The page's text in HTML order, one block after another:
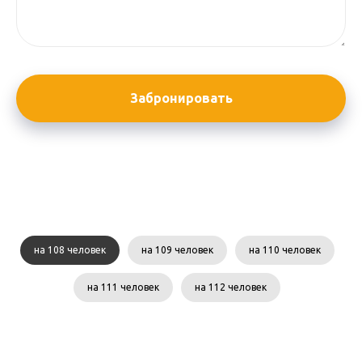
Забронировать
на 108 человек на 109 человек на 110 человек
на 111 человек на 112 человек